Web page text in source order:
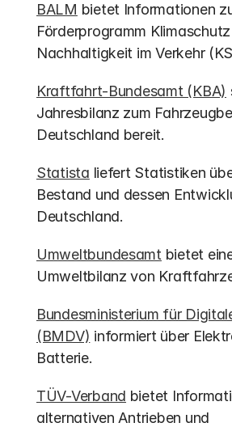
BALM bietet Informationen
Förderprogramm
Nachhaltigkeit im Verkehr
Kraftfahrt-Bundesamt (KBA)
Jahresbilanz zum
Deutschland bereit.
Statista liefert Statistiken
Bestand und dessen
Deutschland.
Umweltbundesamt bietet
Umweltbilanz von
Bundesministerium für
(BMDV) informiert über
Batterie.
TÜV-Verband bietet
alternativen Antrieben und